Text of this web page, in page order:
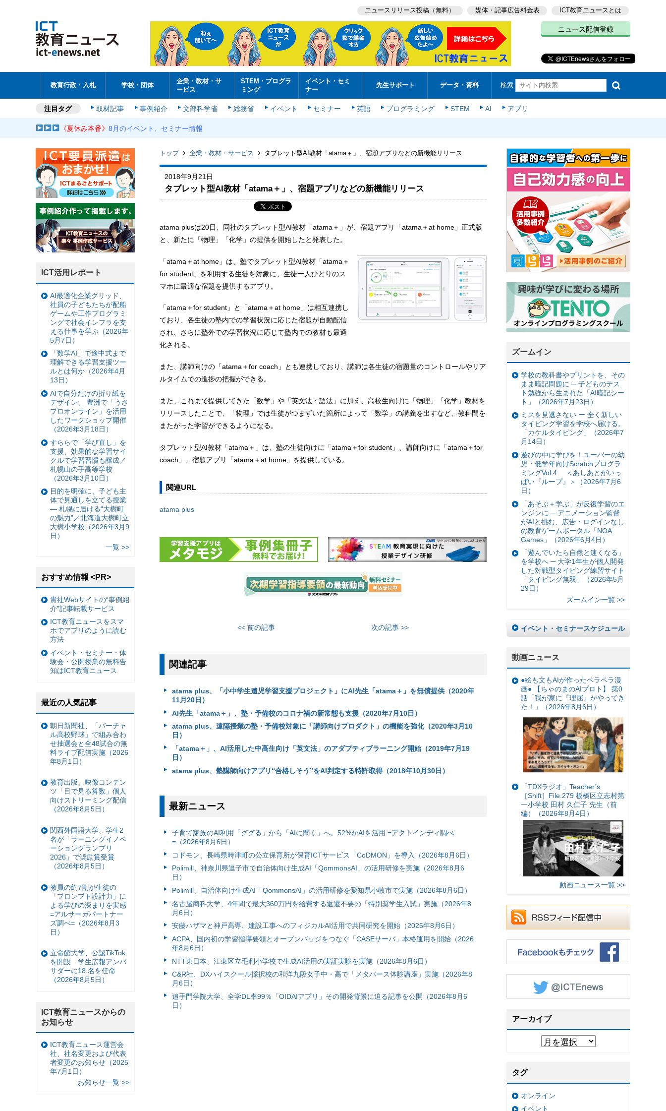
ニュースリリース投稿（無料） 媒体・記事広告料金表 ICT教育ニュースとは
ニュース配信登録
教育行政・入札 学校・団体
企業・教材・サ
ービス
STEM・プログラ
ミング
イベント・セミ
ナー
先生サポート データ・資料 検索
注目タグ 取材記事 事例紹介 文部科学省 総務省 イベント セミナー 英語 プログラミング STEM AI アプリ
《夏休み本番》8月のイベント、セミナー情報
トップ 企業・教材・サービス タブレット型AI教材「atama＋」、宿題アプリなどの新機能リリース
2018年9月21日
タブレット型AI教材「atama＋」、宿題アプリなどの新機能リリース
atama plusは20日、同社のタブレット型AI教材「atama＋」が、宿題アプリ「atama＋at home」正式版
と、新たに「物理」「化学」の提供を開始したと発表した。
「atama＋at home」は、塾でタブレット型AI教材「atama＋
for student」を利用する生徒を対象に、生徒一人ひとりのス
マホに最適な宿題を提供するアプリ。
「atama＋for student」と「atama＋at home」は相互連携し
ており、各生徒の塾内での学習状況に応じた宿題が自動配信
され、さらに塾外での学習状況に応じて塾内での教材も最適
化される。
また、講師向けの「atama＋for coach」とも連携しており、講師は各生徒の宿題量のコントロールやリア
ルタイムでの進捗の把握ができる。
また、これまで提供してきた「数学」や「英文法・語法」に加え、高校生向けに「物理」「化学」教材を
リリースしたことで、「物理」では生徒がつまずいた箇所によって「数学」の講義を出すなど、教科間を
またがった学習ができるようになる。
タブレット型AI教材「atama＋」は、塾の生徒向けに「atama＋for student」、講師向けに「atama＋for
coach」、宿題アプリ「atama＋at home」を提供している。
関連URL
atama plus
<< 前の記事 次の記事 >>
関連記事
atama plus、「小中学生遺児学習支援プロジェクト」にAI先生「atama＋」を無償提供（2020年
11月20日）
AI先生「atama＋」、塾・予備校のコロナ禍の新常態も支援（2020年7月10日）
atama plus、遠隔授業の塾・予備校対象に「講師向けプロダクト」の機能を強化（2020年3月10
日）
「atama＋」、AI活用した中高生向け「英文法」のアダプティブラーニング開始（2019年7月19
日）
atama plus、塾講師向けアプリ“合格しそう”をAI判定する特許取得（2018年10月30日）
最新ニュース
子育て家族のAI利用「ググる」から「AIに聞く」へ。52%がAIを活用 =アクトインディ調べ
=（2026年8月6日）
コドモン、長崎県時津町の公立保育所が保育ICTサービス「CoDMON」を導入（2026年8月6日）
Polimill、神奈川県逗子市で自治体向け生成AI「QommonsAI」の活用研修を実施（2026年8月6
日）
Polimill、自治体向け生成AI「QommonsAI」の活用研修を愛知県小牧市で実施（2026年8月6日）
名古屋商科大学、4年間で最大360万円を給費する返還不要の「特別奨学生入試」実施（2026年8
月6日）
安藤ハザマと神戸高専、建設工事へのフィジカルAI活用で共同研究を開始（2026年8月6日）
ACPA、国内初の学習指導要領とオープンバッジをつなぐ「CASEサーバ」本格運用を開始（2026
年8月6日）
NTT東日本、江東区立毛利小学校で生成AI活用の実証実験を実施（2026年8月6日）
C&R社、DXハイスクール採択校の和洋九段女子中・高で「メタバース体験講座」実施（2026年8
月6日）
追手門学院大学、全学DL率99％「OIDAIアプリ」その開発背景に迫る記事を公開（2026年8月6
日）
ズームイン
学校の教科書やプリントを、その
まま暗記問題に ─ 子どものテス
ト勉強から生まれた「AI暗記シー
ト」（2026年7月23日）
ミスを見逃さない ー 全く新しい
タイピング学習を学校へ届ける。
「カケルタイピング」（2026年7
月14日）
遊びの中に学びを！ユーバーの幼
児・低学年向けScratchプログラ
ミングVol.4 ＜あしあとがいっ
ぱい『ループ』＞（2026年7月6
日）
「あそぶ＋学ぶ」が反復学習のエ
ンジンに ─ アニメーション監督
がAIと挑む、広告・ログインなし
の教育ゲームポータル「NOA
Games」（2026年6月4日）
「遊んでいたら自然と速くなる」
を学校へ ─ 大学1年生が個人開発
した対戦型タイピング練習サイト
「タイピング無双」（2026年5月
29日）
ズームイン一覧 >>
イベント・セミナースケジュール
動画ニュース
●絵も文もAIが作ったペラペラ漫
画● 【ちゃのまのAIプロト】 第0
話「我が家に『理屈』がやってき
た！」（2026年8月6日）
「TDXラジオ」Teacher’s
［Shift］File.279 板橋区立志村第
一小学校 田村 久仁子 先生（前
編）（2026年8月4日）
動画ニュース一覧 >>
アーカイブ
タグ
オンライン
イベント
ICT活用レポート
AI最適化企業グリッド、
社員の子どもたちが配船
ゲームや工作プログラミ
ングで社会インフラを支
える仕事を学ぶ（2026年
5月7日）
「数学AI」で途中式まで
理解できる学習支援ツー
ルとは何か（2026年4月
13日）
AIで自分だけの折り紙を
デザイン、 豊洲で「うさ
プロオンライン」を活用
したワークショップ開催
（2026年3月18日）
すららで「学び直し」を
支援、効果的な学習サイ
クルで学習習慣も醸成／
札幌山の手高等学校
（2026年3月10日）
目的を明確に、子ども主
体で見通しを立てる授業
— 札幌に届ける“大樹町
の魅力”／北海道大樹町立
大樹小学校（2026年3月9
日）
一覧 >>
おすすめ情報 <PR>
貴社Webサイトの“事例紹
介”記事転載サービス
ICT教育ニュースをスマ
ホでアプリのように読む
方法
イベント・セミナー・体
験会・公開授業の無料告
知はICT教育ニュース
最近の人気記事
朝日新聞社、「バーチャ
ル高校野球」で組み合わ
せ抽選会と全48試合の無
料ライブ配信実施（2026
年8月1日）
教育出版、映像コンテン
ツ「目で見る算数」個人
向けストリーミング配信
（2026年8月5日）
関西外国語大学、学生2
名が「ラーニングイノベ
ーショングランプリ
2026」で奨励賞受賞
（2026年8月5日）
教員の約7割が生徒の
「プロンプト設計力」に
よる学びの深まりを実感
=アルサーガパートナー
ズ調べ=（2026年8月3
日）
立命館大学、公認TikTok
を開設 学生広報アンバ
サダーに18 名を任命
（2026年8月5日）
ICT教育ニュースからの
お知らせ
ICT教育ニュース運営会
社、社名変更および代表
者変更のお知らせ（2025
年7月1日）
お知らせ一覧 >>